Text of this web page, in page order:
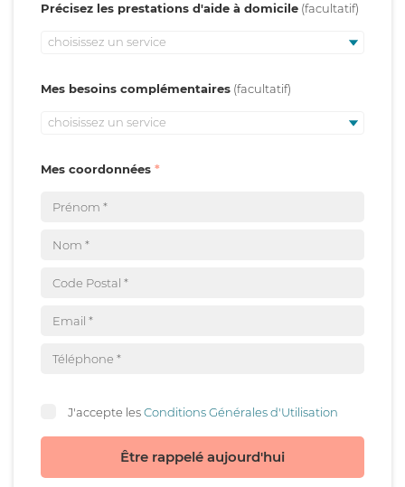
Précisez les prestations d'aide à domicile
choisissez un service
Mes besoins complémentaires
choisissez un service
Mes coordonnées
J'accepte lesConditions Générales d'Utilisation
Être rappelé aujourd'hui